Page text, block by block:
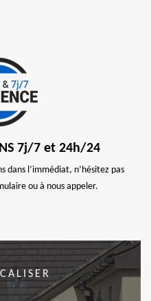
7j/7 et 24h/24
dans l’immédiat, n’hésitez pas
ou à nous appeler.